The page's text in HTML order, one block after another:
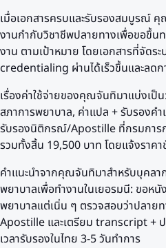
เมื่อเอกสารครบและรับรองสมบูรณ์
งานกำกับวิชาชีพปลายทางเพื่อขอขึ้
งาน ตามเป้าหมาย โดยเอกสารที่จัดร
credentialing ผ่านได้เร็วขึ้นและลดก
เรื่องค่าใช้จ่ายของคุณจันทิมาแบ่งเป็
สภาการพยาบาล, ค่าแปล + รับรองค
รับรองนิติกรณ์/Apostille ที่กรมการก
รวมทั้งสิ้น 19,500 บาท โดยแจ้งราคา
คำแนะนำจากคุณจันทิมาสำหรับบุคล
พยาบาลเพื่อทำงานในเยอรมนี: ขอห
พยาบาลแต่เนิ่น ๆ ตรวจสอบว่าปลาย
Apostille และเตรียม transcript +
เวลารับรองในไทย 3-5 วันทำการ